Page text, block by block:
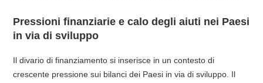
Pressioni finanziarie e calo degli aiuti nei Paesi
in via di sviluppo
Il divario di finanziamento si inserisce in un contesto di
crescente pressione sui bilanci dei Paesi in via di sviluppo. Il